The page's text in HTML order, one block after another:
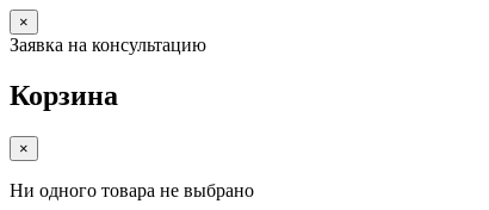
×
Заявка на консультацию
Корзина
×
Ни одного товара не выбрано